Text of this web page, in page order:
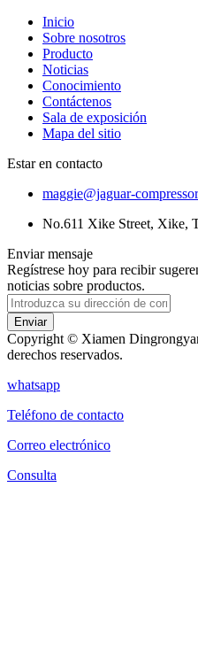
Inicio
Sobre nosotros
Producto
Noticias
Conocimiento
Contáctenos
Sala de exposición
Mapa del sitio
Estar en contacto
maggie@jaguar-
No.611 Xike Street, Xike,
Enviar mensaje
Regístrese hoy para recibir
noticias sobre productos.
Enviar
Copyright © Xiamen
derechos reservados.
whatsapp
Teléfono de contacto
Correo electrónico
Consulta